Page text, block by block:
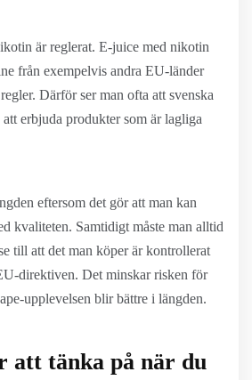
är reglerat. E-juice med nikotin
från exempelvis andra EU-länder
Därför ser man ofta att svenska
erbjuda produkter som är lagliga
eftersom det gör att man kan
kvaliteten. Samtidigt måste man alltid
till att det man köper är kontrollerat
direktiven. Det minskar risken för
upplevelsen blir bättre i längden.
att tänka på när du